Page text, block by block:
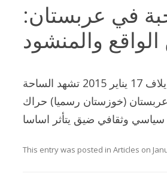
في عربستان:
الواقع والمنشود
يوسف عزيزي ايلاف 17 يناير 2015 تشهد الساحة
(خوزستان رسميا) حراك
This entry was posted in Articles on